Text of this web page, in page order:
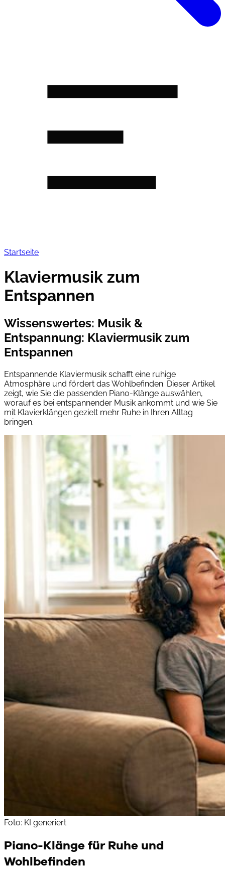
Startseite
Klaviermusik zum
Entspannen
Wissenswertes: Musik &
Entspannung: Klaviermusik zum
Entspannen
Entspannende Klaviermusik schafft eine ruhige
Atmosphäre und fördert das Wohlbefinden. Dieser Artikel
zeigt, wie Sie die passenden Piano-Klänge auswählen,
worauf es bei entspannender Musik ankommt und wie Sie
mit Klavierklängen gezielt mehr Ruhe in Ihren Alltag
bringen.
Foto: KI generiert
Piano-Klänge für Ruhe und
Wohlbefinden